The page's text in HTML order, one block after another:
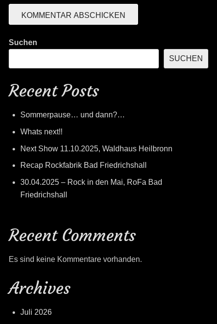
Suchen
SUCHEN
Recent Posts
Sommerpause… und dann?…
Whats next!!
Next Show 11.10.2025, Waldhaus Heilbronn
Recap Rockfabrik Bad Friedrichshall
30.04.2025 – Rock in den Mai, RoFa Bad
Friedrichshall
Recent Comments
Es sind keine Kommentare vorhanden.
Archives
Juli 2026